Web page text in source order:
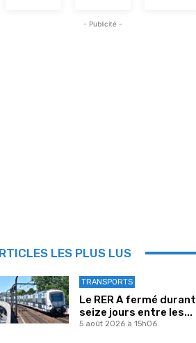
- Publicité -
LES PLUS LUS
TRANSPORTS
Le RER A fermé durant
seize jours entre les...
5 août 2026 à 15h06